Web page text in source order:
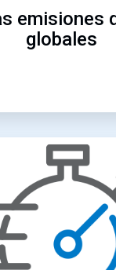
emisiones
globales
ArticleTile
2